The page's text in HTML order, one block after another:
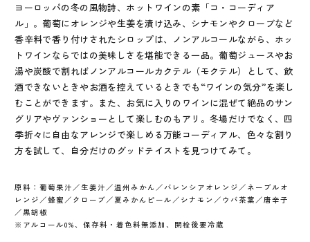
ヨーロッパの冬の風物詩、ホットワインの素「コ・コーディア
ル」。葡萄にオレンジや生姜を漬け込み、シナモンやクローブなど
香辛料で香り付けされたシロップは、ノンアルコールながら、ホッ
トワインならではの美味しさを堪能できる一品。葡萄ジュースやお
湯や炭酸で割ればノンアルコールカクテル（モクテル）として、飲
酒できないときやお酒を控えているときでも“ワインの気分”を楽し
むことができます。また、お気に入りのワインに混ぜて絶品のサン
グリアやヴァンショーとして楽しむのもアリ。冬場だけでなく、四
季折々に自由なアレンジで楽しめる万能コーディアル、色々な割り
方を試して、自分だけのグッドテイストを見つけてみて。
原料：葡萄果汁／生姜汁／温州みかん／バレンシアオレンジ／ネーブルオ
レンジ／蜂蜜／クローブ／夏みかんピール／シナモン／ウバ茶葉／唐辛子
／黒胡椒
※アルコール0%、保存料・着色料無添加、開栓後要冷蔵